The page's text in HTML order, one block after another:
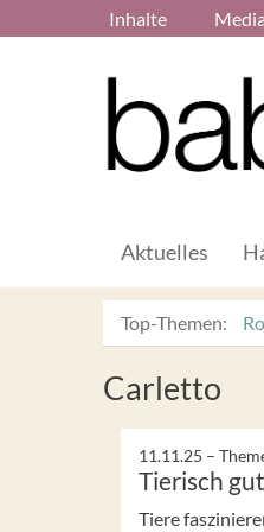
Inhalte
Aktuelles
Top-Themen:
Carletto
11.11.25 –
Tierisch
Tiere